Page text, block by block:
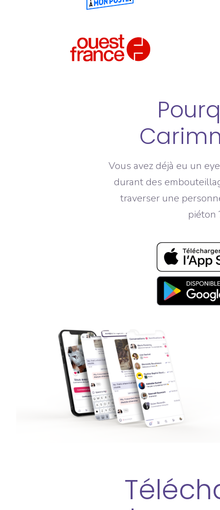
Vous avez déjà eu un
durant des
traverser une
piéton